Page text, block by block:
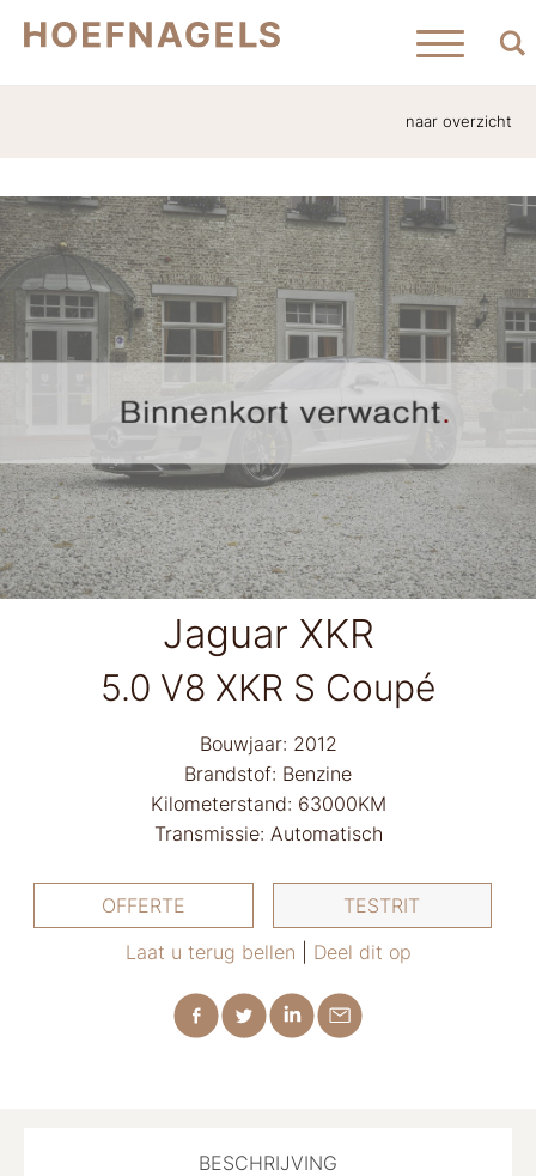
Verkocht
Contact
naar overzicht
Jaguar XKR
5.0 V8 XKR S Coupé
Bouwjaar: 2012
Brandstof: Benzine
Kilometerstand: 63000KM
Transmissie: Automatisch
OFFERTE
TESTRIT
Laat u terug bellen
Deel dit op
BESCHRIJVING